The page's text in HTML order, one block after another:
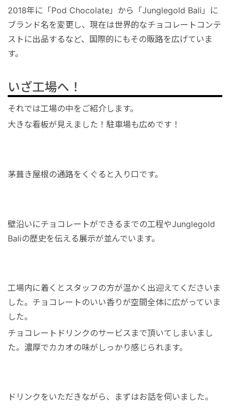
2018年に「Pod Chocolate」から「Junglegold Bali」に
ブランド名を変更し、現在は世界的なチョコレートコンテ
ストに出品するなど、国際的にもその販路を広げていま
す。
いざ工場へ！
それでは工場の中をご紹介します。
大きな看板が見えました！駐車場も広めです！
茅葺き屋根の通路をくぐると入り口です。
壁沿いにチョコレートができるまでの工程やJunglegold
Baliの歴史を伝える展示が並んでいます。
工場内に着くとスタッフの方が温かく出迎えてくださいま
した。チョコレートのいい香りが空間全体に広がっていま
した。
チョコレートドリンクのサービスまで頂いてしまいまし
た。濃厚でカカオの味がしっかり感じられます。
ドリンクをいただきながら、まずはお話を伺いました。